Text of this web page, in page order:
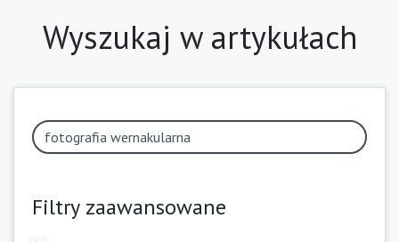
Wyszukaj w artykułach
Filtry zaawansowane